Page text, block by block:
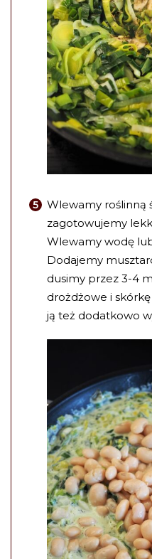
Wlewamy roślinną
zagotowujemy
Wlewamy wodę
Dodajemy
dusimy przez 3-4
drożdżowe i
ją też dodatkowo